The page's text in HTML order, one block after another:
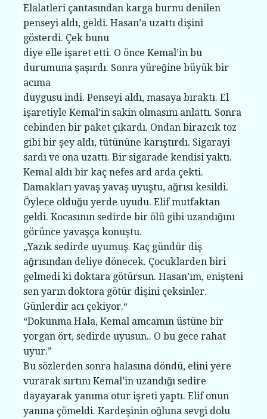
Elalatleri çantasından karga burnu denilen
penseyi aldı, geldi. Hasan’a uzattı dişini
gösterdi. Çek bunu
diye elle işaret etti. O önce Kemal’in bu
durumuna şaşırdı. Sonra yüreğine büyük bir
acıma
duygusu indi. Penseyi aldı, masaya bıraktı. El
işaretiyle Kemal’in sakin olmasını anlattı. Sonra
cebinden bir paket çıkardı. Ondan birazcık toz
gibi bir şey aldı, tütününe karıştırdı. Sigarayi
sardı ve ona uzattı. Bir sigarade kendisi yaktı.
Kemal aldı bir kaç nefes ard arda çekti.
Damakları yavaş yavaş uyuştu, ağrısı kesildi.
Öylece olduğu yerde uyudu. Elif mutfaktan
geldi. Kocasının sedirde bir ölü gibi uzandığını
görünce yavaşça konuştu.
„Yazık sedirde uyumuş. Kaç gündür diş
ağrısından deliye dönecek. Çocuklarden biri
gelmedi ki doktara götürsun. Hasan’ım, enişteni
sen yarın doktora götür dişini çeksinler.
Günlerdir acı çekiyor.“
“Dokunma Hala, Kemal amcamın üstüne bir
yorgan ört, sedirde uyusun.. O bu gece rahat
uyur.”
Bu sözlerden sonra halasına döndü, elini yere
vurarak sırtını Kemal’in uzandığı sedire
dayayarak yanıma otur işreti yaptı. Elif onun
yanına çömeldi. Kardeşinin oğluna sevgi dolu